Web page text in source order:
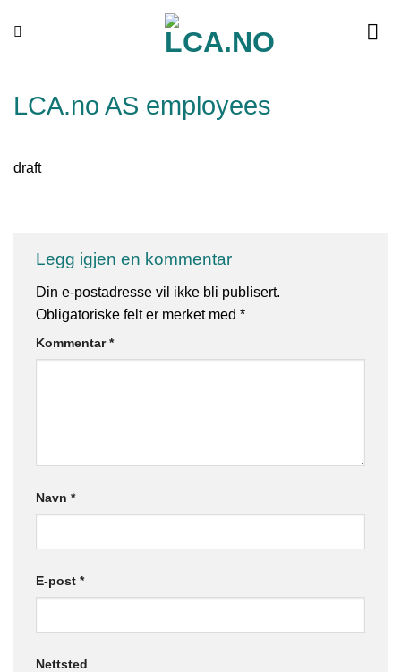
LCA.no AS employees
draft
Legg igjen en kommentar
Din e-postadresse vil ikke bli publisert.
Obligatoriske felt er merket med *
Kommentar*
Navn *
E-post *
Nettsted